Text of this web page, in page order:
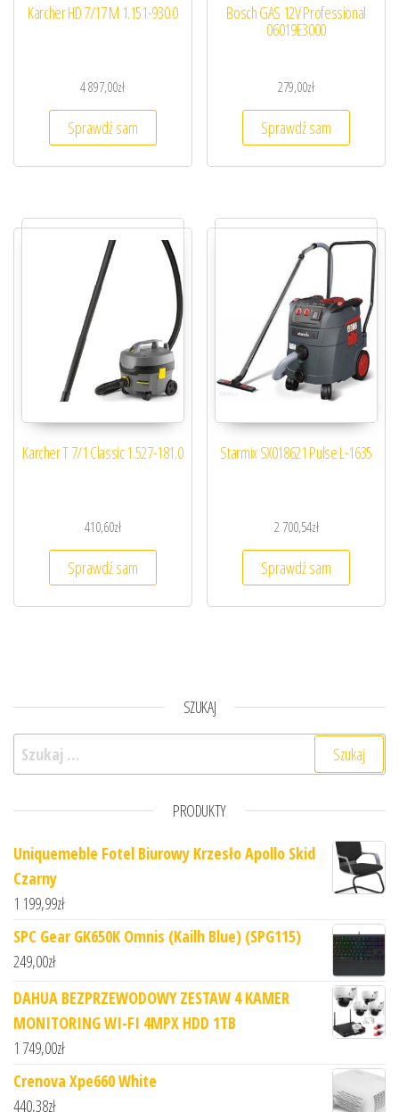
Karcher HD 7/17 M 1.151-930.0
4 897,00zł
Sprawdź sam
Bosch GAS 12V Professional
06019E3000
279,00zł
Sprawdź sam
Karcher T 7/1 Classic 1.527-181.0
410,60zł
Sprawdź sam
Starmix SX018621 Pulse L-1635
2 700,54zł
Sprawdź sam
SZUKAJ
Szukaj:
PRODUKTY
Uniquemeble Fotel Biurowy Krzesło Apollo Skid
Czarny
1 199,99zł
SPC Gear GK650K Omnis (Kailh Blue) (SPG115)
249,00zł
DAHUA BEZPRZEWODOWY ZESTAW 4 KAMER
MONITORING WI-FI 4MPX HDD 1TB
1 749,00zł
Crenova Xpe660 White
440,38zł